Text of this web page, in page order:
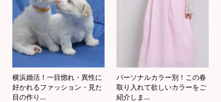
横浜婚活！一目惚れ・異性に
好かれるファッション・見た
目の作り...
パーソナルカラー別！この春
取り入れて欲しいカラーをご
紹介しま...